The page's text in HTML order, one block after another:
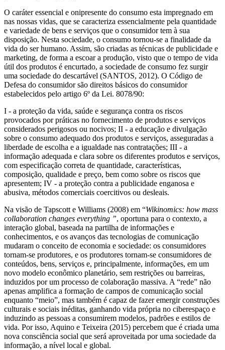
O caráter essencial e onipresente do consumo esta impregnado em
nas nossas vidas, que se caracteriza essencialmente pela quantidade
e variedade de bens e serviços que o consumidor tem à sua
disposição. Nesta sociedade, o consumo tornou-se a finalidade da
vida do ser humano. Assim, são criadas as técnicas de publicidade e
marketing, de forma a escoar a produção, visto que o tempo de vida
útil dos produtos é encurtado, a sociedade de consumo fez surgir
uma sociedade do descartável (SANTOS, 2012). O Código de
Defesa do consumidor são direitos básicos do consumidor
estabelecidos pelo artigo 6º da Lei. 8078/90:
I - a proteção da vida, saúde e segurança contra os riscos
provocados por práticas no fornecimento de produtos e serviços
considerados perigosos ou nocivos; II - a educação e divulgação
sobre o consumo adequado dos produtos e serviços, asseguradas a
liberdade de escolha e a igualdade nas contratações; III - a
informação adequada e clara sobre os diferentes produtos e serviços,
com especificação correta de quantidade, características,
composição, qualidade e preço, bem como sobre os riscos que
apresentem; IV - a proteção contra a publicidade enganosa e
abusiva, métodos comerciais coercitivos ou desleais.
Na visão de Tapscott e Williams (2008) em “Wikinomics: how mass
collaboration changes everything ”, oportuna para o contexto, a
interação global, baseada na partilha de informações e
conhecimentos, e os avanços das tecnologias de comunicação
mudaram o conceito de economia e sociedade: os consumidores
tornam-se produtores, e os produtores tornam-se consumidores de
conteúdos, bens, serviços e, principalmente, informações, em um
novo modelo econômico planetário, sem restrições ou barreiras,
induzidos por um processo de colaboração massiva. A “rede” não
apenas amplifica a formação de campos de comunicação social
enquanto “meio”, mas também é capaz de fazer emergir construções
culturais e sociais inéditas, ganhando vida própria no ciberespaço e
induzindo as pessoas a consumirem modelos, padrões e estilos de
vida. Por isso, Aquino e Teixeira (2015) percebem que é criada uma
nova consciência social que será aproveitada por uma sociedade da
informação, a nível local e global.